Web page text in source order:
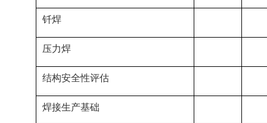
钎焊
压力焊
结构安全性评估
焊接生产基础